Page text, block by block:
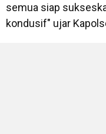
semua siap
kondusif" ujar